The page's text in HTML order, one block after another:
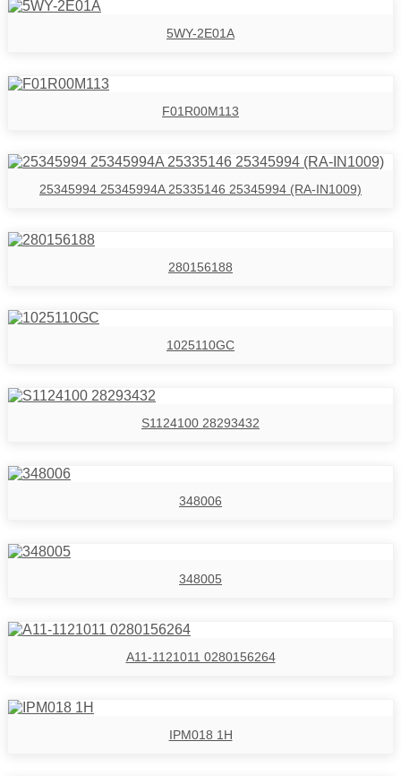
5WY-2E01A
F01R00M113
25345994 25345994A 25335146 25345994 (RA-IN1009)
280156188
1025110GC
S1124100 28293432
348006
348005
A11-1121011 0280156264
IPM018 1H